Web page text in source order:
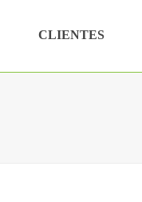
CLIENTES